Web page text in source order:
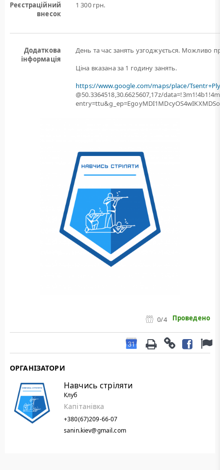
Реєстраційний
внесок
1 300 грн.
Додаткова
інформація
День та час занять узгоджується. Можливо
Ціна вказана за 1 годину занять.
https://www.google.com/maps/place/
@50.3364518,30.6625607,17z/
0/4 Проведено
ОРГАНІЗАТОРИ
Навчись стріляти
Клуб
Капітанівка
+380(67)209-66-07
sanin.kiev@gmail.com